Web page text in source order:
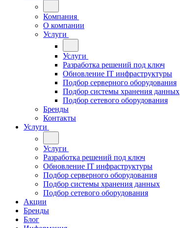
Компания
О компании
Услуги
Услуги
Разработка решений под ключ
Обновление IT инфраструктуры
Подбор серверного оборудования
Подбор системы хранения данных
Подбор сетевого оборудования
Бренды
Контакты
Услуги
Услуги
Разработка решений под ключ
Обновление IT инфраструктуры
Подбор серверного оборудования
Подбор системы хранения данных
Подбор сетевого оборудования
Акции
Бренды
Блог